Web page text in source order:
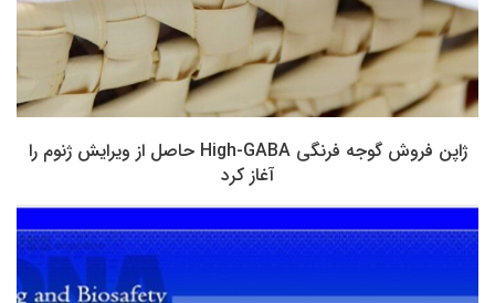
ژاپن فروش گوجه فرنگی High-GABA حاصل از ویرایش ژنوم را
آغاز کرد